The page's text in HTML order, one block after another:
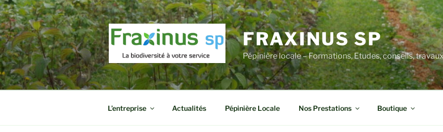
Aller
au
contenu
principal
FRAXINUS SP
Pépinière locale – Formations, Etudes, conseils,
L’entreprise Actualités Pépinière Locale Nos Prestations Boutique